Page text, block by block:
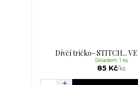
Dívčí tričko- STITCH...
85 Kč/ks
Skladem 1 ks